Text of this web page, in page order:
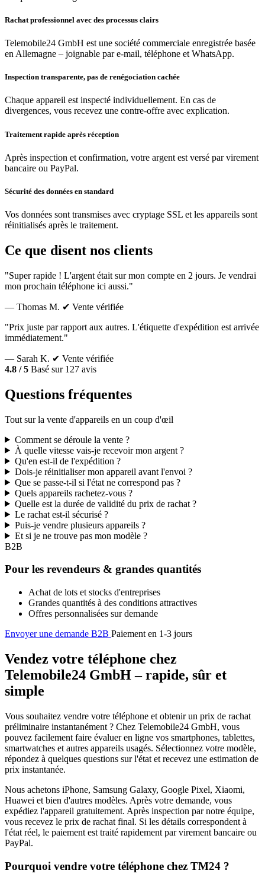
Rachat professionnel avec des processus clairs
Telemobile24 GmbH est une société commerciale enregistrée basée
en Allemagne – joignable par e-mail, téléphone et WhatsApp.
Inspection transparente, pas de renégociation cachée
Chaque appareil est inspecté individuellement. En cas de
divergences, vous recevez une contre-offre avec explication.
Traitement rapide après réception
Après inspection et confirmation, votre argent est versé par virement
bancaire ou PayPal.
Sécurité des données en standard
Vos données sont transmises avec cryptage SSL et les appareils sont
réinitialisés après le traitement.
Ce que disent nos clients
"Super rapide ! L'argent était sur mon compte en 2 jours. Je vendrai
mon prochain téléphone ici aussi."
— Thomas M. ✔ Vente vérifiée
"Prix juste par rapport aux autres. L'étiquette d'expédition est arrivée
immédiatement."
— Sarah K. ✔ Vente vérifiée
4.8 / 5 Basé sur 127 avis
Questions fréquentes
Tout sur la vente d'appareils en un coup d'œil
Comment se déroule la vente ?
À quelle vitesse vais-je recevoir mon argent ?
Qu'en est-il de l'expédition ?
Dois-je réinitialiser mon appareil avant l'envoi ?
Que se passe-t-il si l'état ne correspond pas ?
Quels appareils rachetez-vous ?
Quelle est la durée de validité du prix de rachat ?
Le rachat est-il sécurisé ?
Puis-je vendre plusieurs appareils ?
Et si je ne trouve pas mon modèle ?
B2B
Pour les revendeurs & grandes quantités
Achat de lots et stocks d'entreprises
Grandes quantités à des conditions attractives
Offres personnalisées sur demande
Envoyer une demande B2B Paiement en 1-3 jours
Vendez votre téléphone chez
Telemobile24 GmbH – rapide, sûr et
simple
Vous souhaitez vendre votre téléphone et obtenir un prix de rachat
préliminaire instantanément ? Chez Telemobile24 GmbH, vous
pouvez facilement faire évaluer en ligne vos smartphones, tablettes,
smartwatches et autres appareils usagés. Sélectionnez votre modèle,
répondez à quelques questions sur l'état et recevez une estimation de
prix instantanée.
Nous achetons iPhone, Samsung Galaxy, Google Pixel, Xiaomi,
Huawei et bien d'autres modèles. Après votre demande, vous
expédiez l'appareil gratuitement. Après inspection par notre équipe,
vous recevez le prix de rachat final. Si les détails correspondent à
l'état réel, le paiement est traité rapidement par virement bancaire ou
PayPal.
Pourquoi vendre votre téléphone chez TM24 ?